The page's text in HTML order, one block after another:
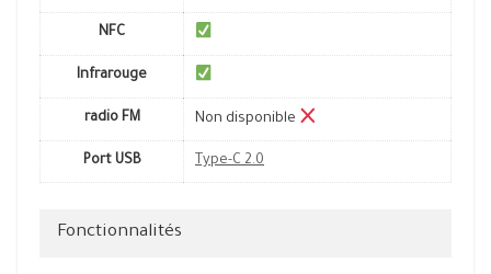
NFC
Infrarouge
radio FM Non disponible
Port USB Type-C 2.0
Fonctionnalités